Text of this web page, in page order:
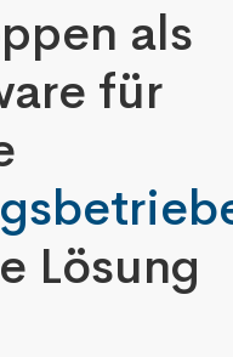
als
für
Lösung